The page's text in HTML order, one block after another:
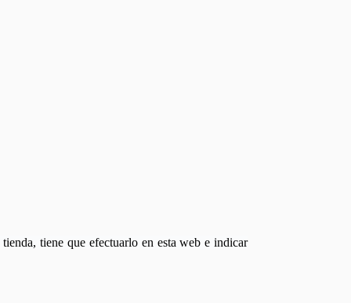
tiene que efectuarlo en esta web e indicar